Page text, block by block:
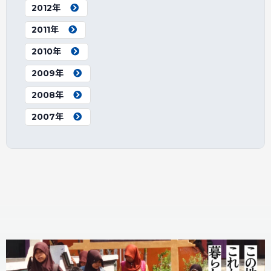
2012年
2011年
2010年
2009年
2008年
2007年